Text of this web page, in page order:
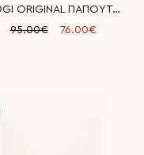
YOGI ORIGINAL ΠΑΠΟΥΤΣΙ ΑΝΔΡΙΚΟ
95.00€
76.00€